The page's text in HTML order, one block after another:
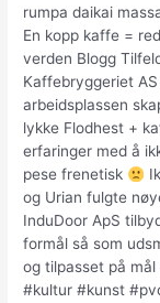
rumpa daikai
En kopp kaffe =
verden Blogg
Kaffebryggeriet
arbeidsplassen
lykke Flodhest +
erfaringer med å
pese frenetisk
og Urian fulgte
InduDoor ApS
formål så som
og tilpasset på
#kultur #kunst